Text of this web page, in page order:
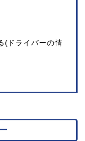
(ドライバーの情